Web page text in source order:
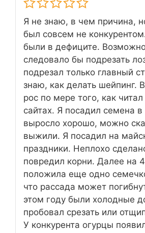
Я не знаю, в чем причина,
был совсем не
были в дефиците.
следовало бы подрезать
подрезал только главный
знаю, как делать шейпинг.
рос по мере того, как
сайтах. Я посадил семена
выросло хорошо, можно
выжили. Я посадил на
праздники. Неплохо
повредил корни. Далее на
положила еще одно
что рассада может
этом году были холодные
пробовал срезать или
У конкурента огурцы